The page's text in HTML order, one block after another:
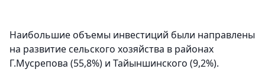
Наибольшие объемы инвестиций были направлены
на развитие сельского хозяйства в районах
Г.Мусрепова (55,8%) и Тайыншинского (9,2%).